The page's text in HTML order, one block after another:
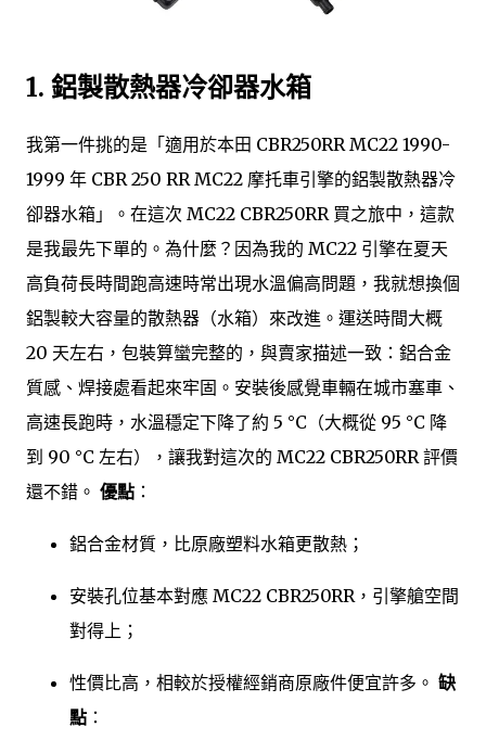
1. 鋁製散熱器冷卻器水箱
我第一件挑的是「適用於本田 CBR250RR MC22 1990-
1999 年 CBR 250 RR MC22 摩托車引擎的鋁製散熱器冷
卻器水箱」。在這次 MC22 CBR250RR 買之旅中，這款
是我最先下單的。為什麼？因為我的 MC22 引擎在夏天
高負荷長時間跑高速時常出現水溫偏高問題，我就想換個
鋁製較大容量的散熱器（水箱）來改進。運送時間大概
20 天左右，包裝算蠻完整的，與賣家描述一致：鋁合金
質感、焊接處看起來牢固。安裝後感覺車輛在城市塞車、
高速長跑時，水溫穩定下降了約 5 °C（大概從 95 °C 降
到 90 °C 左右），讓我對這次的 MC22 CBR250RR 評價
還不錯。 優點 ：
鋁合金材質，比原廠塑料水箱更散熱；
安裝孔位基本對應 MC22 CBR250RR，引擎艙空間
對得上；
性價比高，相較於授權經銷商原廠件便宜許多。 缺
點 ：